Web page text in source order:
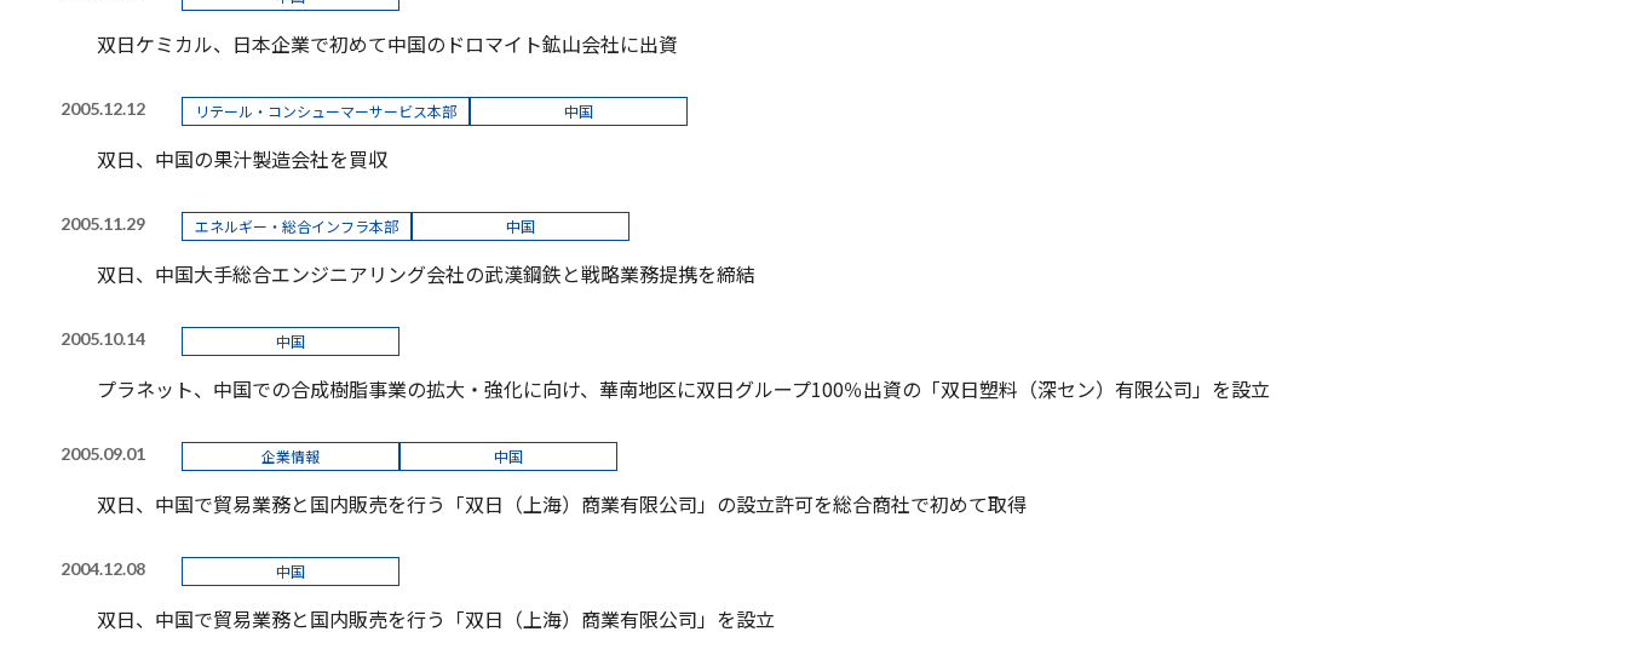
双日ケミカル、日本企業で初めて中国のドロマイト鉱山会社に出資
2005.12.12 リテール・コンシューマーサービス本部 中国
双日、中国の果汁製造会社を買収
2005.11.29 エネルギー・総合インフラ本部 中国
双日、中国大手総合エンジニアリング会社の武漢鋼鉄と戦略業務提携を締結
2005.10.14 中国
プラネット、中国での合成樹脂事業の拡大・強化に向け、華南地区に双日グループ100％出資の「双日塑料（深セン）有限公司」を設立
2005.09.01 企業情報 中国
双日、中国で貿易業務と国内販売を行う「双日（上海）商業有限公司」の設立許可を総合商社で初めて取得
2004.12.08 中国
双日、中国で貿易業務と国内販売を行う「双日（上海）商業有限公司」を設立